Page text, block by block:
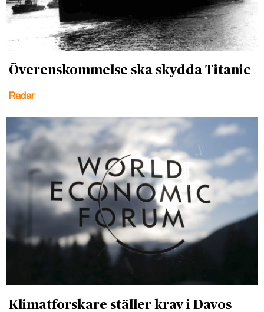
Överenskommelse ska skydda Titanic
Radar
Klimatforskare ställer krav i Davos